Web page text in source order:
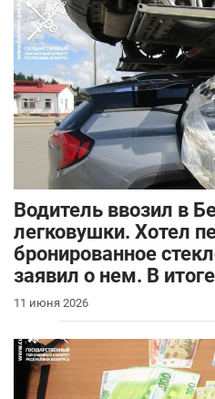
Водитель ввозил в
легковушки. Хотел
бронированное
заявил о нем. В
11 июня 2026